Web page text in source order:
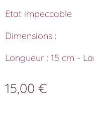
Etat impeccable
Dimensions :
Longueur : 15 cm -
15,00 €